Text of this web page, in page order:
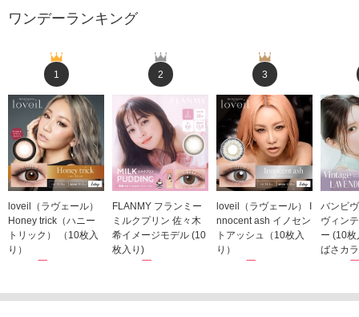
ワンデーランキング
1
loveil（ラヴェール）
Honey trick（ハニー
トリック） （10枚入
り）
1,760円
2
FLANMY フランミー
ミルクプリン 佐々木
希イメージモデル (10
枚入り)
1,815円
3
loveil（ラヴェール） I
nnocent ash イノセン
トアッシュ（10枚入
り）
1,760円
バンビ
ヴィン
ー (10
ばさカ
1,848